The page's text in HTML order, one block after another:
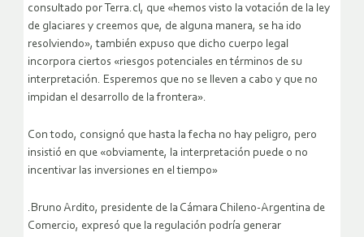
consultado por Terra.cl, que «hemos visto la votación de la ley
de glaciares y creemos que, de alguna manera, se ha ido
resolviendo», también expuso que dicho cuerpo legal
incorpora ciertos «riesgos potenciales en términos de su
interpretación. Esperemos que no se lleven a cabo y que no
impidan el desarrollo de la frontera».
Con todo, consignó que hasta la fecha no hay peligro, pero
insistió en que «obviamente, la interpretación puede o no
incentivar las inversiones en el tiempo»
.Bruno Ardito, presidente de la Cámara Chileno-Argentina de
Comercio, expresó que la regulación podría generar